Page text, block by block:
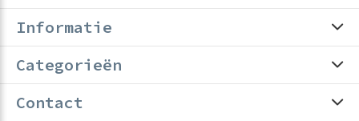
Informatie
Categorieën
Contact